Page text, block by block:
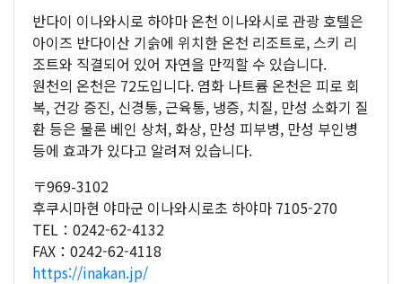
반다이 이나와시로 하야마 온천 이나와시로 관광 호텔은
아이즈 반다이산 기슭에 위치한 온천 리조트로, 스키 리
조트와 직결되어 있어 자연을 만끽할 수 있습니다.
원천의 온천은 72도입니다. 염화 나트륨 온천은 피로 회
복, 건강 증진, 신경통, 근육통, 냉증, 치질, 만성 소화기 질
환 등은 물론 베인 상처, 화상, 만성 피부병, 만성 부인병
등에 효과가 있다고 알려져 있습니다.
〒969-3102
후쿠시마현 야마군 이나와시로초 하야마 7105-270
TEL：0242-62-4132
FAX：0242-62-4118
https://inakan.jp/